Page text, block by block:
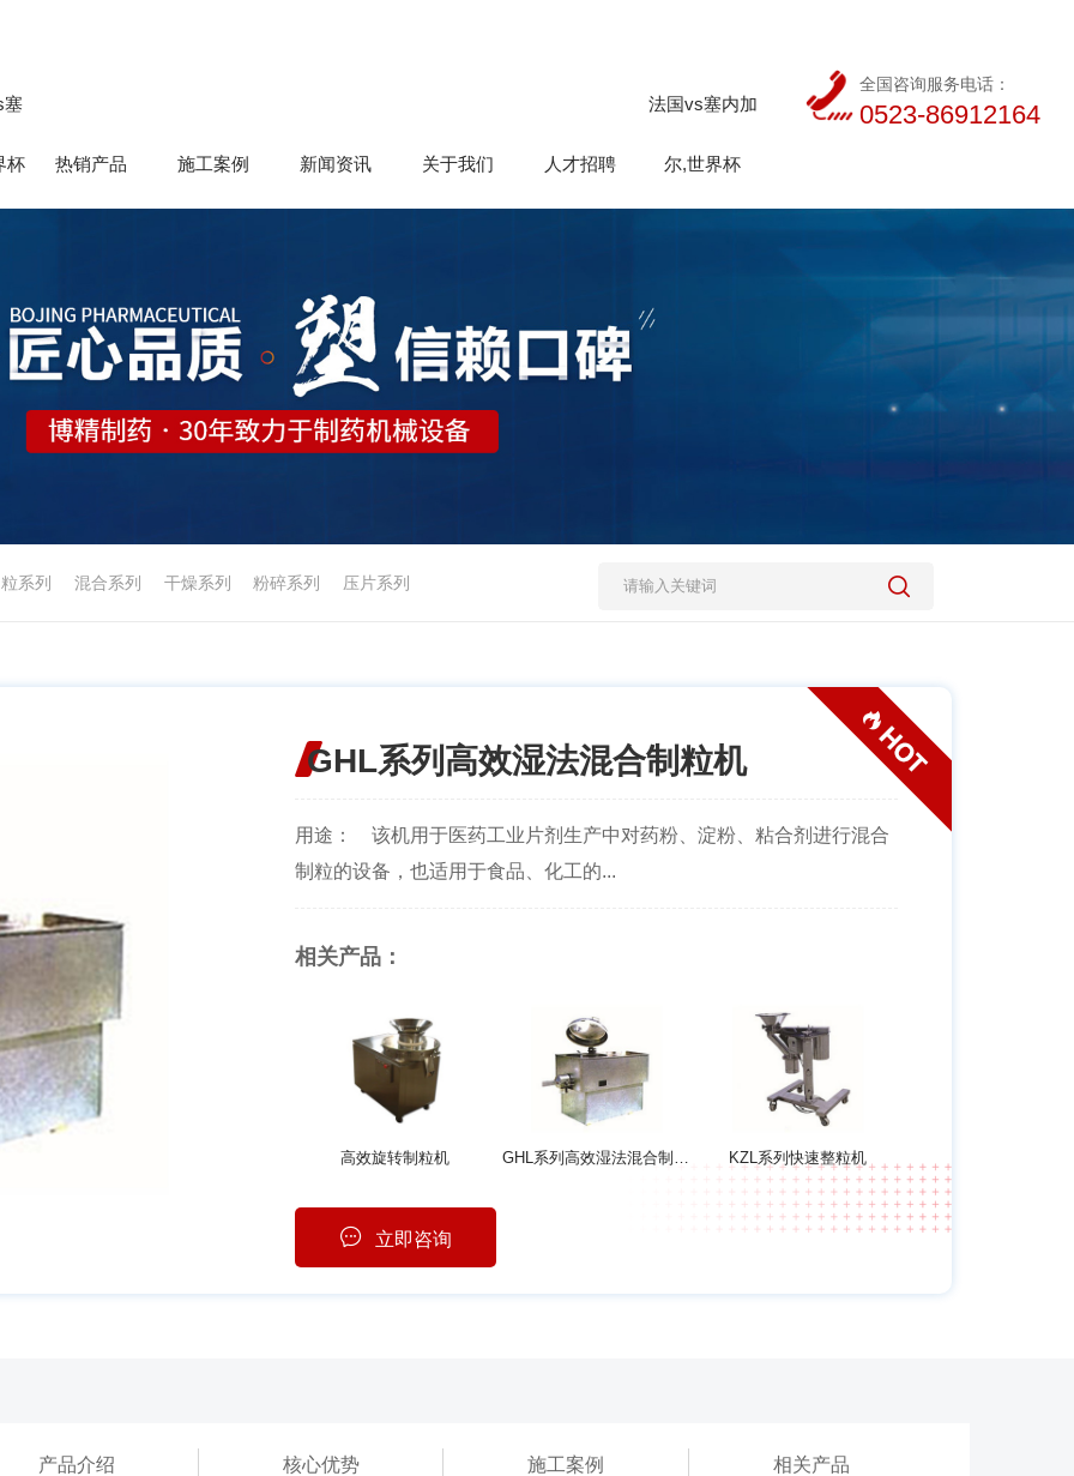
塞
杯 热销产品 施工案例 新闻资讯 关于我们 人才招聘
法国vs塞内加
尔,世界杯
全国咨询服务电话：
0523-86912164
系列 混合系列 干燥系列 粉碎系列 压片系列
GHL系列高效湿法混合制粒机
用途： 该机用于医药工业片剂生产中对药粉、淀粉、粘合剂进行混合
制粒的设备，也适用于食品、化工的...
相关产品：
高效旋转制粒机 GHL系列高效湿法混合制粒机 KZL系列快速整粒机
立即咨询
产品介绍 核心优势 施工案例 相关产品